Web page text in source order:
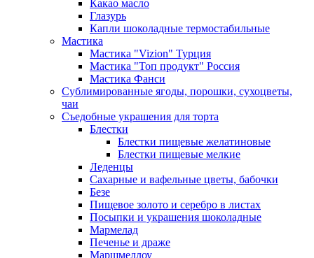
Какао масло
Глазурь
Капли шоколадные термостабильные
Мастика
Мастика "Vizion" Турция
Мастика "Топ продукт" Россия
Мастика Фанси
Сублимированные ягоды, порошки, сухоцветы,
чаи
Съедобные украшения для торта
Блестки
Блестки пищевые желатиновые
Блестки пищевые мелкие
Леденцы
Сахарные и вафельные цветы, бабочки
Безе
Пищевое золото и серебро в листах
Посыпки и украшения шоколадные
Мармелад
Печенье и драже
Маршмеллоу